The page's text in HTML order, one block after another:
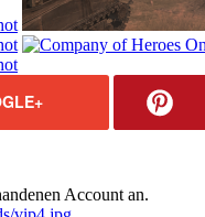
Account an.